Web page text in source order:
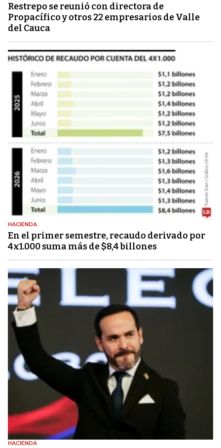
Restrepo se reunió con directora de
Propacífico y otros 22 empresarios de Valle
del Cauca
HACIENDA
En el primer semestre, recaudo derivado por
4x1.000 suma más de $8,4 billones
HACIENDA